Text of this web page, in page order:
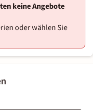
keine Angebote
oder wählen Sie